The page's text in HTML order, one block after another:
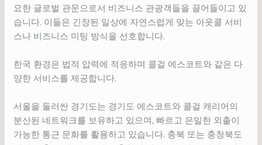
요한 글로벌 관문으로서 비즈니스 관광객들을 끌어들이고 있
습니다. 이들은 긴장된 일상에 자연스럽게 맞는 아웃콜 서비
스나 비즈니스 미팅 방식을 선호합니다.
한국 환경은 법적 압력에 적응하며 콜걸 에스코트와 같은 다
양한 서비스를 제공합니다.
서울을 둘러싼 경기도는 경기도 에스코트와 콜걸 캐리어의
분산된 네트워크를 보유하고 있으며, 빠르고 은밀한 외출이
가능한 통근 문화를 활용하고 있습니다. 충북 또는 충청북도